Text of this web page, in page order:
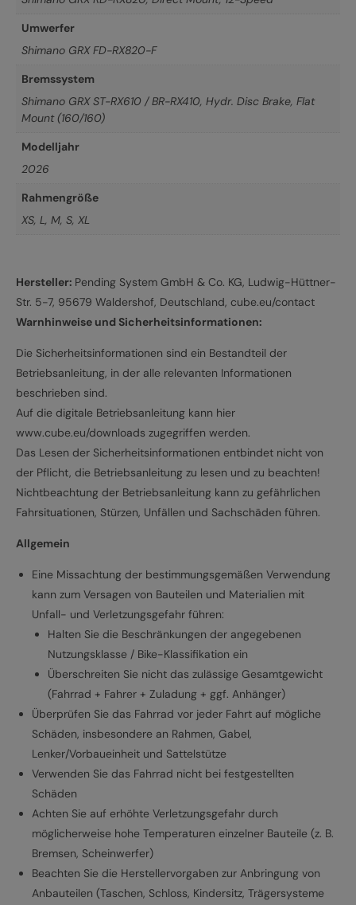
Umwerfer
Shimano GRX FD-RX820-F
Bremssystem
Shimano GRX ST-RX610 / BR-RX410, Hydr. Disc Brake, Flat
Mount (160/160)
Modelljahr
2026
Rahmengröße
XS, L, M, S, XL
Hersteller: Pending System GmbH & Co. KG, Ludwig-Hüttner-
Str. 5-7, 95679 Waldershof, Deutschland, cube.eu/contact
Warnhinweise und Sicherheitsinformationen:
Die Sicherheitsinformationen sind ein Bestandteil der
Betriebsanleitung, in der alle relevanten Informationen
beschrieben sind.
Auf die digitale Betriebsanleitung kann hier
www.cube.eu/downloads zugegriffen werden.
Das Lesen der Sicherheitsinformationen entbindet nicht von
der Pflicht, die Betriebsanleitung zu lesen und zu beachten!
Nichtbeachtung der Betriebsanleitung kann zu gefährlichen
Fahrsituationen, Stürzen, Unfällen und Sachschäden führen.
Allgemein
Eine Missachtung der bestimmungsgemäßen Verwendung
kann zum Versagen von Bauteilen und Materialien mit
Unfall- und Verletzungsgefahr führen:
Halten Sie die Beschränkungen der angegebenen
Nutzungsklasse / Bike-Klassifikation ein
Überschreiten Sie nicht das zulässige Gesamtgewicht
(Fahrrad + Fahrer + Zuladung + ggf. Anhänger)
Überprüfen Sie das Fahrrad vor jeder Fahrt auf mögliche
Schäden, insbesondere an Rahmen, Gabel,
Lenker/Vorbaueinheit und Sattelstütze
Verwenden Sie das Fahrrad nicht bei festgestellten
Schäden
Achten Sie auf erhöhte Verletzungsgefahr durch
möglicherweise hohe Temperaturen einzelner Bauteile (z. B.
Bremsen, Scheinwerfer)
Beachten Sie die Herstellervorgaben zur Anbringung von
Anbauteilen (Taschen, Schloss, Kindersitz, Trägersysteme